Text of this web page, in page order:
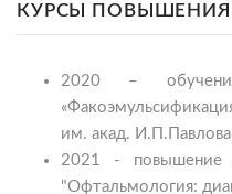
КУРСЫ
2020 –
им. акад.
2021 - повышение
"Офтальмология: